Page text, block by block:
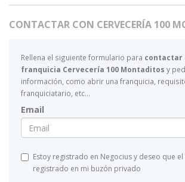
CONTACTAR CON CERVECERÍA 100
Rellena el siguiente formulario para contactar
franquicia Cervecería 100 Montaditos y
información, como abrir una franquicia,
franquiciatario, etc...
Email
Estoy registrado en Negocius y deseo que
registrado en mi buzón privado